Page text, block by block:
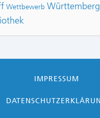
Wettbewerb
IMPRESSUM